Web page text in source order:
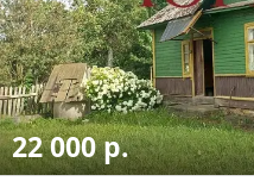
22 000 р.